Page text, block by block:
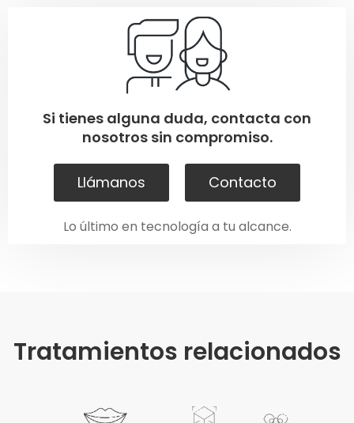
Si tienes alguna duda, contacta con
nosotros sin compromiso.
Llámanos Contacto
Lo último en tecnología a tu alcance.
Tratamientos relacionados